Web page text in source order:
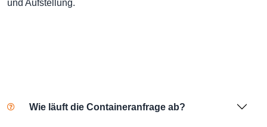
und Aufstellung.
Wie läuft die Containeranfrage ab?